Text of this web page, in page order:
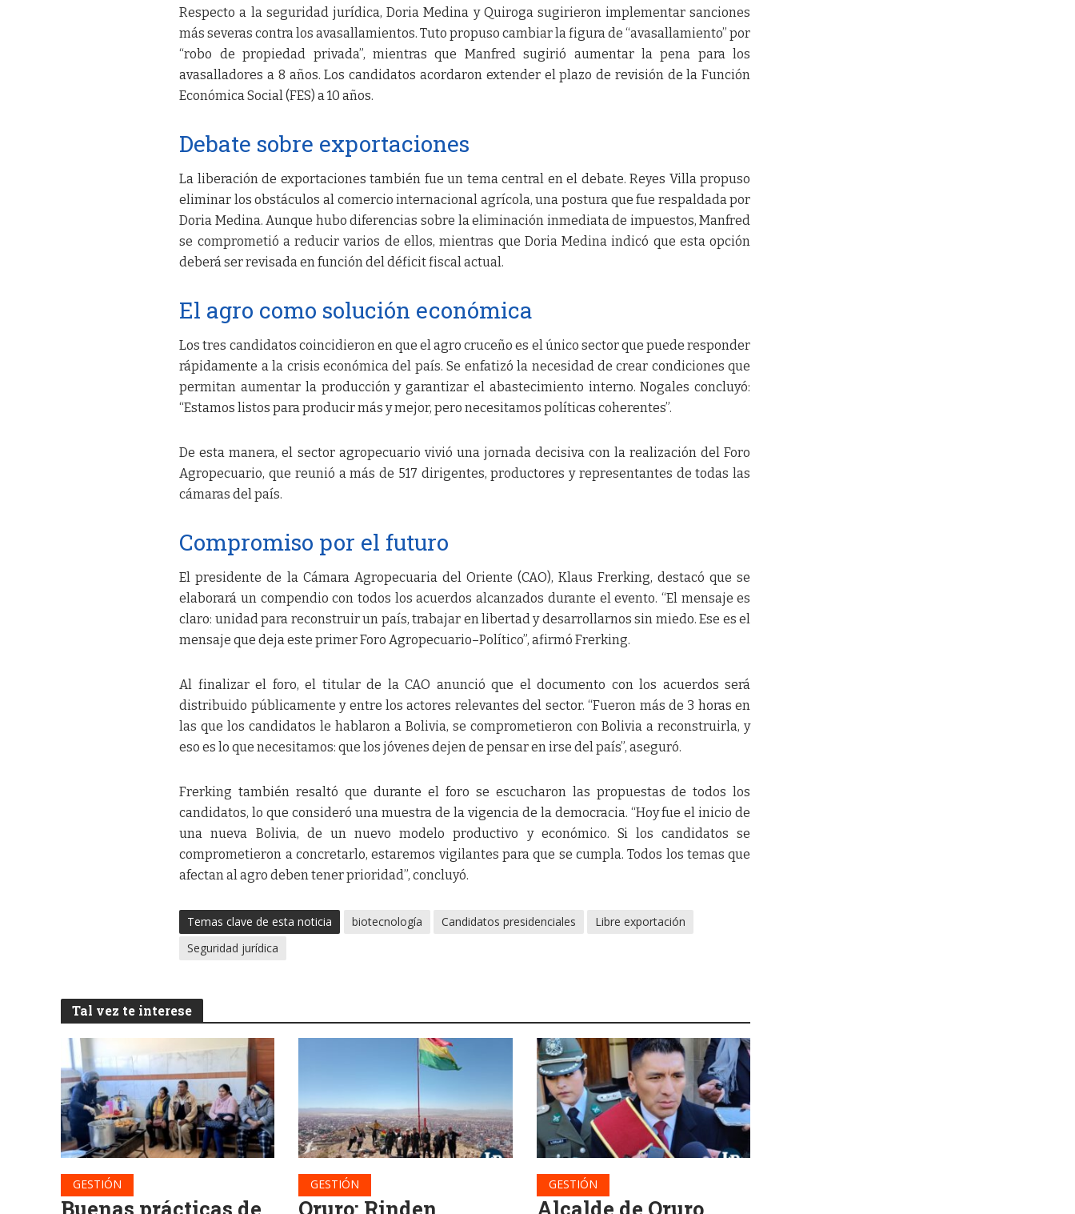
Respecto a la seguridad jurídica, Doria Medina y Quiroga sugirieron implementar sanciones
más severas contra los avasallamientos. Tuto propuso cambiar la figura de “avasallamiento” por
“robo de propiedad privada”, mientras que Manfred sugirió aumentar la pena para los
avasalladores a 8 años. Los candidatos acordaron extender el plazo de revisión de la Función
Económica Social (FES) a 10 años.
Debate sobre exportaciones
La liberación de exportaciones también fue un tema central en el debate. Reyes Villa propuso
eliminar los obstáculos al comercio internacional agrícola, una postura que fue respaldada por
Doria Medina. Aunque hubo diferencias sobre la eliminación inmediata de impuestos, Manfred
se comprometió a reducir varios de ellos, mientras que Doria Medina indicó que esta opción
deberá ser revisada en función del déficit fiscal actual.
El agro como solución económica
Los tres candidatos coincidieron en que el agro cruceño es el único sector que puede responder
rápidamente a la crisis económica del país. Se enfatizó la necesidad de crear condiciones que
permitan aumentar la producción y garantizar el abastecimiento interno. Nogales concluyó:
“Estamos listos para producir más y mejor, pero necesitamos políticas coherentes”.
De esta manera, el sector agropecuario vivió una jornada decisiva con la realización del Foro
Agropecuario, que reunió a más de 517 dirigentes, productores y representantes de todas las
cámaras del país.
Compromiso por el futuro
El presidente de la Cámara Agropecuaria del Oriente (CAO), Klaus Frerking, destacó que se
elaborará un compendio con todos los acuerdos alcanzados durante el evento. “El mensaje es
claro: unidad para reconstruir un país, trabajar en libertad y desarrollarnos sin miedo. Ese es el
mensaje que deja este primer Foro Agropecuario–Político”, afirmó Frerking.
Al finalizar el foro, el titular de la CAO anunció que el documento con los acuerdos será
distribuido públicamente y entre los actores relevantes del sector. “Fueron más de 3 horas en
las que los candidatos le hablaron a Bolivia, se comprometieron con Bolivia a reconstruirla, y
eso es lo que necesitamos: que los jóvenes dejen de pensar en irse del país”, aseguró.
Frerking también resaltó que durante el foro se escucharon las propuestas de todos los
candidatos, lo que consideró una muestra de la vigencia de la democracia. “Hoy fue el inicio de
una nueva Bolivia, de un nuevo modelo productivo y económico. Si los candidatos se
comprometieron a concretarlo, estaremos vigilantes para que se cumpla. Todos los temas que
afectan al agro deben tener prioridad”, concluyó.
Temas clave de esta noticia biotecnología Candidatos presidenciales
Libre exportación
Seguridad jurídica
Tal vez te interese
GESTIÓN
Buenas prácticas de
GESTIÓN
Oruro: Rinden
GESTIÓN
Alcalde de Oruro